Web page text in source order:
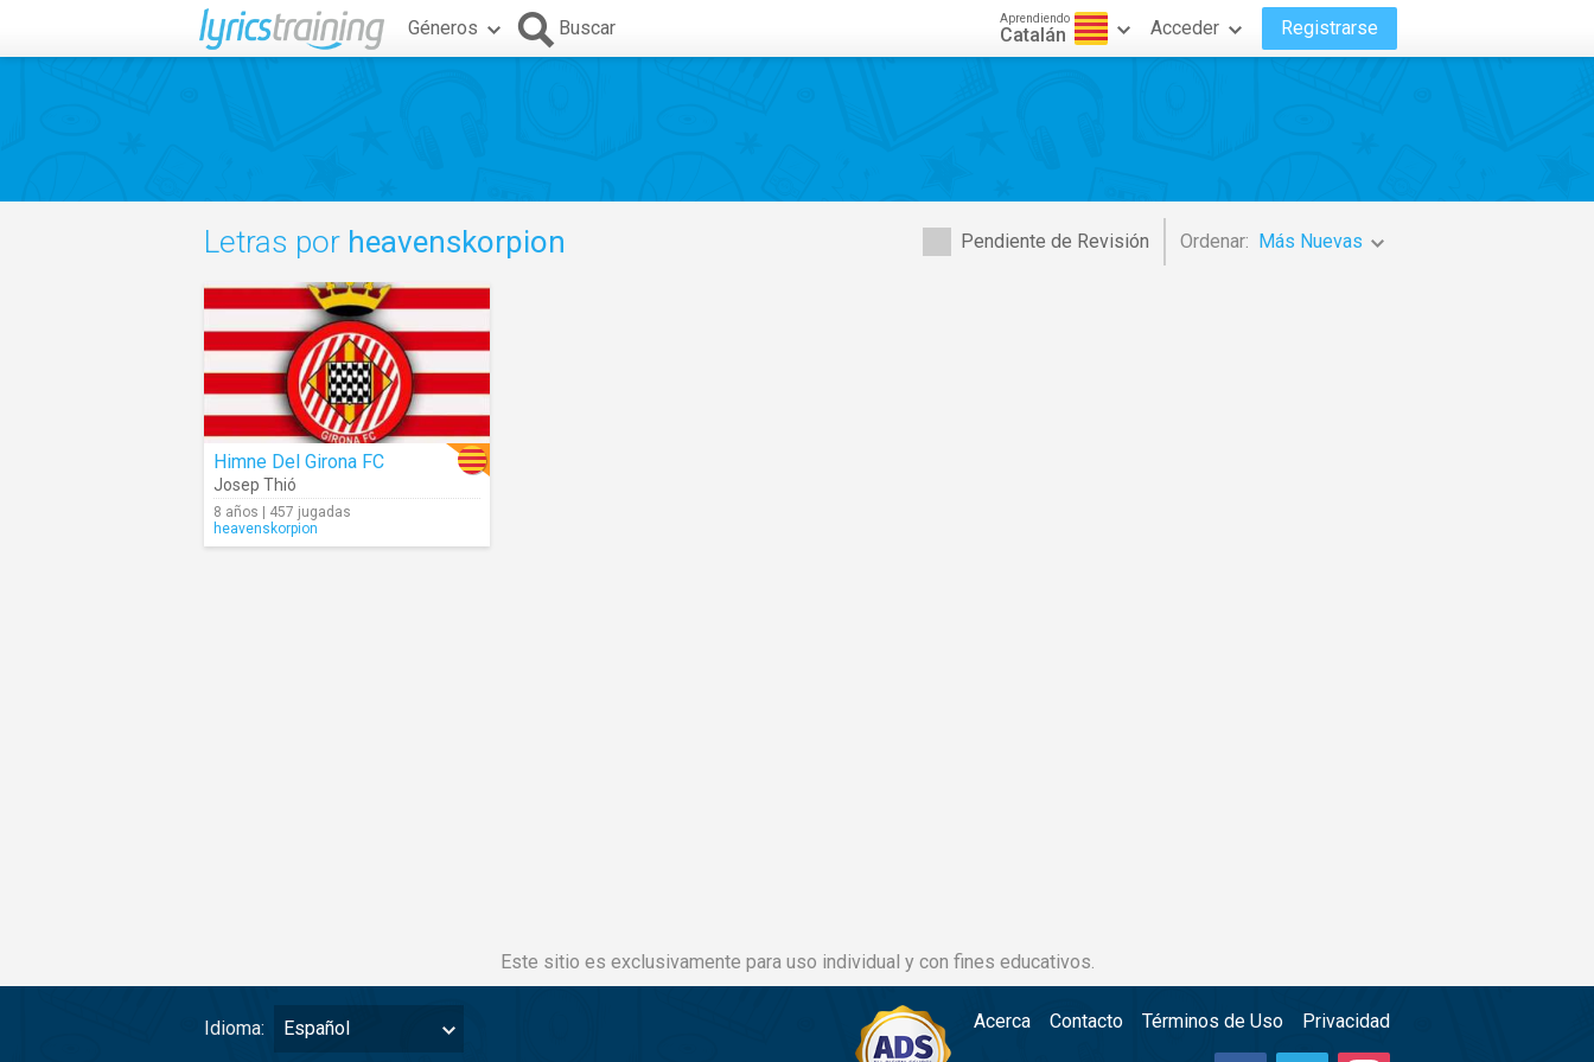
Géneros Buscar Aprendiendo
Catalán Acceder Registrarse
Pendiente de Revisión Ordenar: Más Nuevas
Letras por heavenskorpion
Himne Del Girona FC
Josep Thió
8 años | 457 jugadas
heavenskorpion
Este sitio es exclusivamente para uso individual y con fines educativos.
Idioma: Español Acerca Contacto Términos de Uso Privacidad